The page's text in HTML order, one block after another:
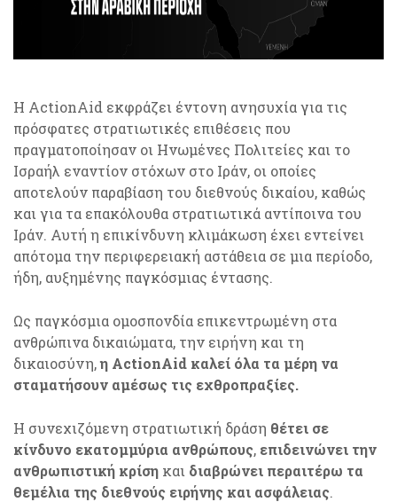
Η ActionAid εκφράζει έντονη ανησυχία για τις
πρόσφατες στρατιωτικές επιθέσεις που
πραγματοποίησαν οι Ηνωμένες Πολιτείες και το
Ισραήλ εναντίον στόχων στο Ιράν, οι οποίες
αποτελούν παραβίαση του διεθνούς δικαίου, καθώς
και για τα επακόλουθα στρατιωτικά αντίποινα του
Ιράν. Αυτή η επικίνδυνη κλιμάκωση έχει εντείνει
απότομα την περιφερειακή αστάθεια σε μια περίοδο,
ήδη, αυξημένης παγκόσμιας έντασης.
Ως παγκόσμια ομοσπονδία επικεντρωμένη στα
ανθρώπινα δικαιώματα, την ειρήνη και τη
δικαιοσύνη,η ActionAid καλεί όλα τα μέρη να
σταματήσουν αμέσως τις εχθροπραξίες.
Η συνεχιζόμενη στρατιωτική δράση θέτει σε
κίνδυνο εκατομμύρια ανθρώπους, επιδεινώνει την
ανθρωπιστική κρίση και διαβρώνει περαιτέρω τα
θεμέλια της διεθνούς ειρήνης και ασφάλειας.